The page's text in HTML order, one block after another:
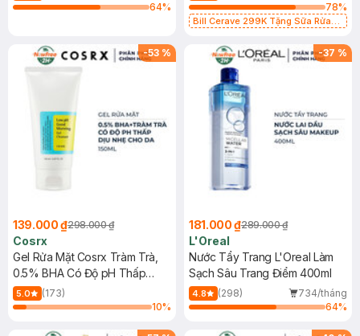
64%
78%
Bill Cerave 299K Tặng Sữa Rửa
-53 %
139.000 ₫298.000 ₫
Cosrx
Gel Rửa Mặt Cosrx Tràm Trà,
0.5% BHA Có Độ pH Thấp
150ml
5.0
(173)
10%
-37 %
181.000 ₫289.000 ₫
L'Oreal
Nước Tẩy Trang L'Oreal Làm
Sạch Sâu Trang Điểm 400ml
4.8 (298)
734/tháng
64%